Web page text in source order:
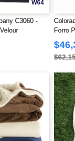
W64
C3060 -
Forro